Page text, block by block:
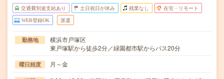
交通費別途支給あり 土日祝日が休み 残業なし 在宅・リモート
WEB登録OK 派遣
勤務地
横浜市戸塚区
東戸塚駅から徒歩2分／緑園都市駅からバス20分
曜日頻度 月～金